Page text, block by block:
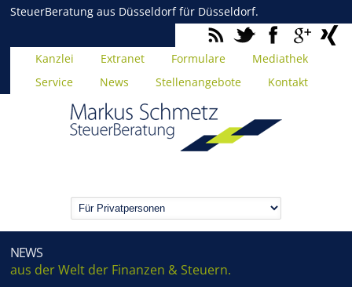
SteuerBeratung aus Düsseldorf für Düsseldorf.
Kanzlei Extranet Formulare
Mediathek
Service
News Stellenangebote Kontakt
NEWS
aus der Welt der Finanzen & Steuern.